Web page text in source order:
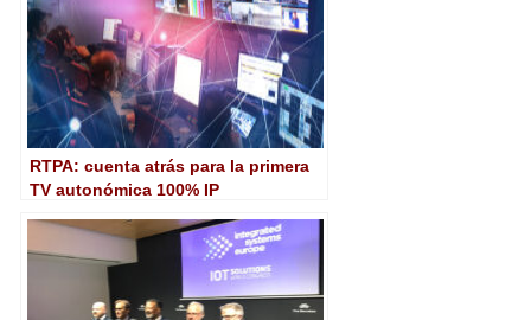
RTPA: cuenta atrás para la primera
TV autonómica 100% IP